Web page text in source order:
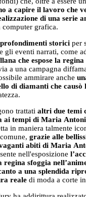
a capire il lavoro che
di una serie
computer grafica.
storici per
gli eventi narrati, come
che espose la
a una campagna
ammirare anche
di diamanti che causò
trattati altri due temi
ai tempi di Maria
in maniera talmente
grazie alle
abiti di Maria
nell'esposizione
regina sfoggia
a una splendida
reale di moda a corte